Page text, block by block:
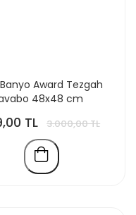
Award Tezgah
48x48 cm
TL 3.000,00 TL